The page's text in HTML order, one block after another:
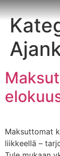
Maksuttomat
liikkeellä –